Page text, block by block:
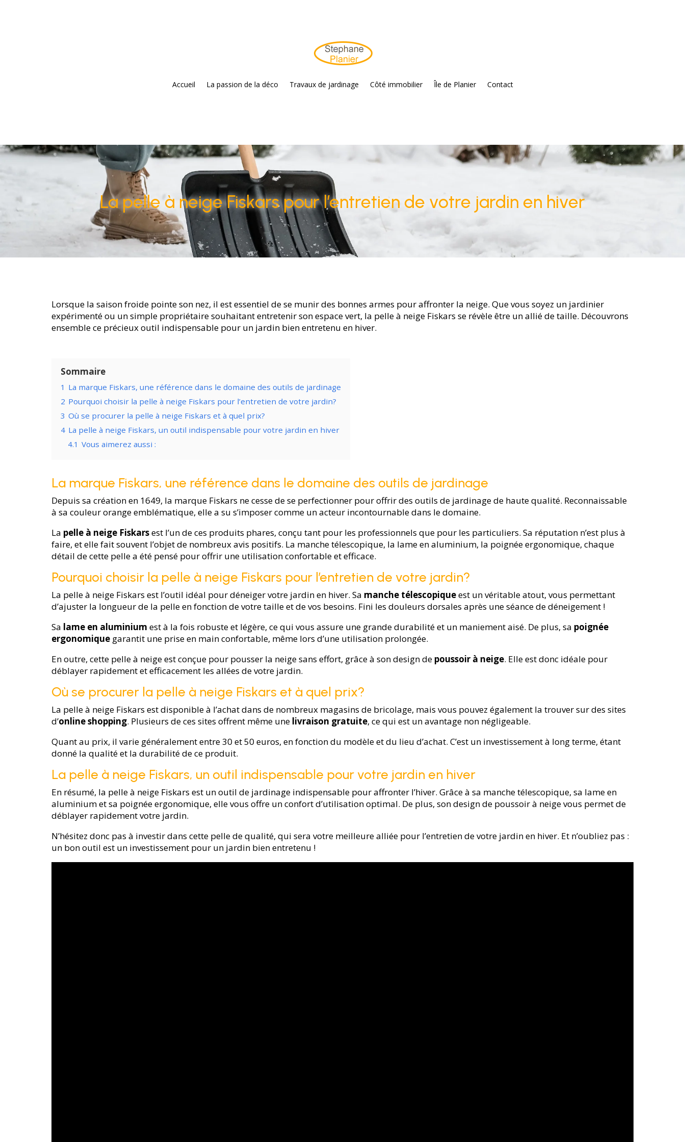
Accueil La passion de la déco Travaux de jardinage Côté immobilier Île de Planier Contact
La pelle à neige Fiskars pour l’entretien de votre jardin en hiver
Lorsque la saison froide pointe son nez, il est essentiel de se munir des bonnes armes pour affronter la neige. Que vous soyez un jardinier
expérimenté ou un simple propriétaire souhaitant entretenir son espace vert, la pelle à neige Fiskars se révèle être un allié de taille. Découvrons
ensemble ce précieux outil indispensable pour un jardin bien entretenu en hiver.
Sommaire
1 La marque Fiskars, une référence dans le domaine des outils de jardinage
2 Pourquoi choisir la pelle à neige Fiskars pour l’entretien de votre jardin?
3 Où se procurer la pelle à neige Fiskars et à quel prix?
4 La pelle à neige Fiskars, un outil indispensable pour votre jardin en hiver
4.1 Vous aimerez aussi :
La marque Fiskars, une référence dans le domaine des outils de jardinage
Depuis sa création en 1649, la marque Fiskars ne cesse de se perfectionner pour offrir des outils de jardinage de haute qualité. Reconnaissable
à sa couleur orange emblématique, elle a su s’imposer comme un acteur incontournable dans le domaine.
La pelle à neige Fiskarsest l’un de ces produits phares, conçu tant pour les professionnels que pour les particuliers. Sa réputation n’est plus à
faire, et elle fait souvent l’objet de nombreux avis positifs. La manche télescopique, la lame en aluminium, la poignée ergonomique, chaque
détail de cette pelle a été pensé pour offrir une utilisation confortable et efficace.
Pourquoi choisir la pelle à neige Fiskars pour l’entretien de votre jardin?
La pelle à neige Fiskars est l’outil idéal pour déneiger votre jardin en hiver. Sa manche télescopiqueest un véritable atout, vous permettant
d’ajuster la longueur de la pelle en fonction de votre taille et de vos besoins. Fini les douleurs dorsales après une séance de déneigement !
Sa lame en aluminium est à la fois robuste et légère, ce qui vous assure une grande durabilité et un maniement aisé. De plus, sa poignée
ergonomiquegarantit une prise en main confortable, même lors d’une utilisation prolongée.
En outre, cette pelle à neige est conçue pour pousser la neige sans effort, grâce à son design de poussoir à neige. Elle est donc idéale pour
déblayer rapidement et efficacement les allées de votre jardin.
Où se procurer la pelle à neige Fiskars et à quel prix?
La pelle à neige Fiskars est disponible à l’achat dans de nombreux magasins de bricolage, mais vous pouvez également la trouver sur des sites
d’online shopping. Plusieurs de ces sites offrent même une livraison gratuite, ce qui est un avantage non négligeable.
Quant au prix, il varie généralement entre 30 et 50 euros, en fonction du modèle et du lieu d’achat. C’est un investissement à long terme, étant
donné la qualité et la durabilité de ce produit.
La pelle à neige Fiskars, un outil indispensable pour votre jardin en hiver
En résumé, la pelle à neige Fiskars est un outil de jardinage indispensable pour affronter l’hiver. Grâce à sa manche télescopique, sa lame en
aluminium et sa poignée ergonomique, elle vous offre un confort d’utilisation optimal. De plus, son design de poussoir à neige vous permet de
déblayer rapidement votre jardin.
N’hésitez donc pas à investir dans cette pelle de qualité, qui sera votre meilleure alliée pour l’entretien de votre jardin en hiver. Et n’oubliez pas :
un bon outil est un investissement pour un jardin bien entretenu !